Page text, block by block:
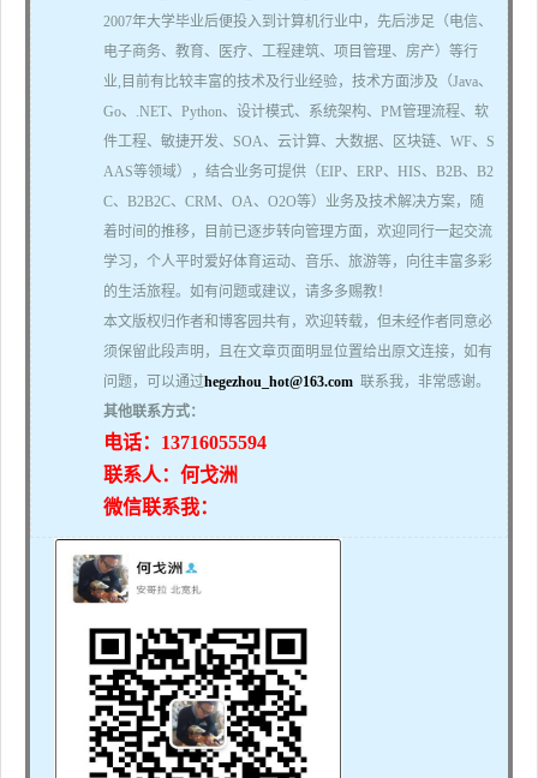
2007年大学毕业后便投入到计算机行业中，先后涉足（电信、
电子商务、教育、医疗、工程建筑、项目管理、房产）等行
业,目前有比较丰富的技术及行业经验，技术方面涉及（Java、
Go、.NET、Python、设计模式、系统架构、PM管理流程、软
件工程、敏捷开发、SOA、云计算、大数据、区块链、WF、S
AAS等领域），结合业务可提供（EIP、ERP、HIS、B2B、B2
C、B2B2C、CRM、OA、O2O等）业务及技术解决方案，随
着时间的推移，目前已逐步转向管理方面，欢迎同行一起交流
学习，个人平时爱好体育运动、音乐、旅游等，向往丰富多彩
的生活旅程。如有问题或建议，请多多赐教！
本文版权归作者和博客园共有，欢迎转载，但未经作者同意必
须保留此段声明，且在文章页面明显位置给出原文连接，如有
问题，可以通过hegezhou_hot@163.com 联系我，非常感谢。
其他联系方式：
电话：13716055594
联系人：何戈洲
微信联系我：